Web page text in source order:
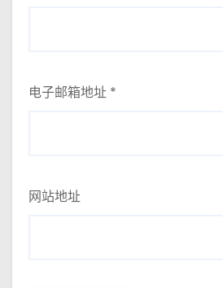
电子邮箱地址 *
网站地址